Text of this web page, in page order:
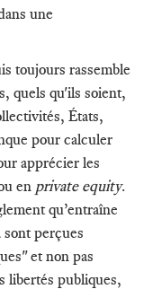
une
toujours rassemble
quels qu'ils soient,
États,
pour calculer
apprécier les
en private equity.
qu’entraîne
perçues
et non pas
libertés publiques,